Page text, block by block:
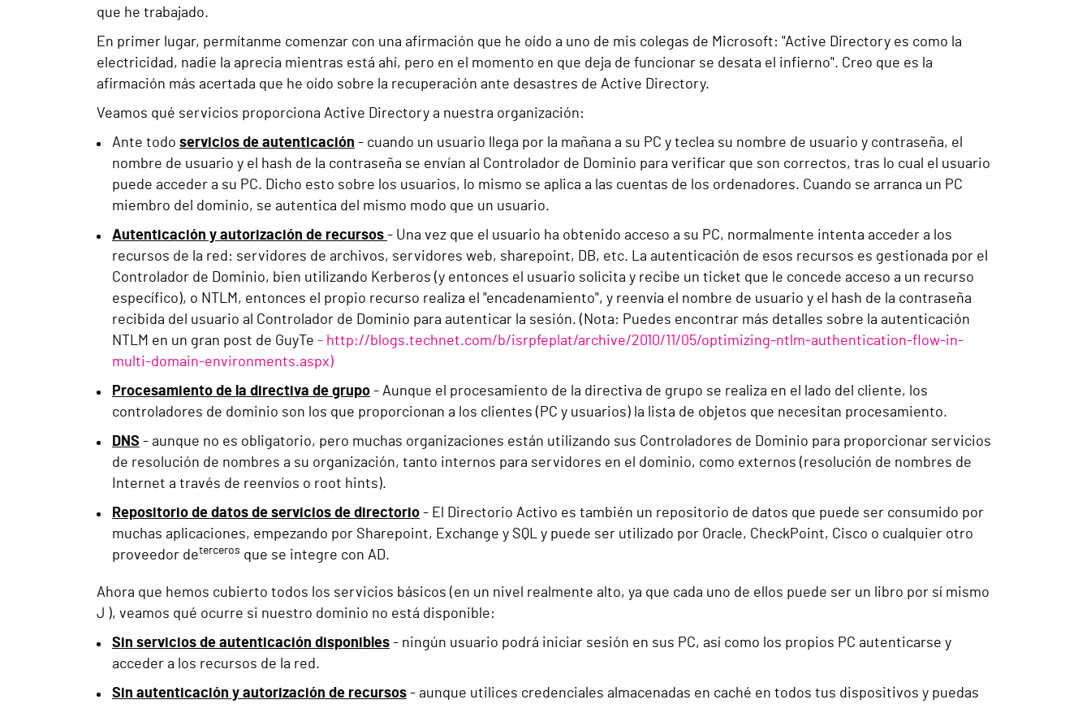
que he trabajado.
En primer lugar, permítanme comenzar con una afirmación que he oído a uno de mis colegas de Microsoft: "Active Directory es como la
electricidad, nadie la aprecia mientras está ahí, pero en el momento en que deja de funcionar se desata el infierno". Creo que es la
afirmación más acertada que he oído sobre la recuperación ante desastres de Active Directory.
Veamos qué servicios proporciona Active Directory a nuestra organización:
Ante todo servicios de autenticación - cuando un usuario llega por la mañana a su PC y teclea su nombre de usuario y contraseña, el
nombre de usuario y el hash de la contraseña se envían al Controlador de Dominio para verificar que son correctos, tras lo cual el usuario
puede acceder a su PC. Dicho esto sobre los usuarios, lo mismo se aplica a las cuentas de los ordenadores. Cuando se arranca un PC
miembro del dominio, se autentica del mismo modo que un usuario.
Autenticación y autorización de recursos - Una vez que el usuario ha obtenido acceso a su PC, normalmente intenta acceder a los
recursos de la red: servidores de archivos, servidores web, sharepoint, DB, etc. La autenticación de esos recursos es gestionada por el
Controlador de Dominio, bien utilizando Kerberos (y entonces el usuario solicita y recibe un ticket que le concede acceso a un recurso
específico), o NTLM, entonces el propio recurso realiza el "encadenamiento", y reenvía el nombre de usuario y el hash de la contraseña
recibida del usuario al Controlador de Dominio para autenticar la sesión. (Nota: Puedes encontrar más detalles sobre la autenticación
NTLM en un gran post de GuyTe - http://blogs.technet.com/b/isrpfeplat/archive/2010/11/05/optimizing-ntlm-authentication-flow-in-
multi-domain-environments.aspx)
Procesamiento de la directiva de grupo - Aunque el procesamiento de la directiva de grupo se realiza en el lado del cliente, los
controladores de dominio son los que proporcionan a los clientes (PC y usuarios) la lista de objetos que necesitan procesamiento.
DNS - aunque no es obligatorio, pero muchas organizaciones están utilizando sus Controladores de Dominio para proporcionar servicios
de resolución de nombres a su organización, tanto internos para servidores en el dominio, como externos (resolución de nombres de
Internet a través de reenvíos o root hints).
Repositorio de datos de servicios de directorio - El Directorio Activo es también un repositorio de datos que puede ser consumido por
muchas aplicaciones, empezando por Sharepoint, Exchange y SQL y puede ser utilizado por Oracle, CheckPoint, Cisco o cualquier otro
proveedor deterceros que se integre con AD.
Ahora que hemos cubierto todos los servicios básicos (en un nivel realmente alto, ya que cada uno de ellos puede ser un libro por sí mismo
J ), veamos qué ocurre si nuestro dominio no está disponible:
Sin servicios de autenticación disponibles - ningún usuario podrá iniciar sesión en sus PC, así como los propios PC autenticarse y
acceder a los recursos de la red.
Sin autenticación y autorización de recursos - aunque utilices credenciales almacenadas en caché en todos tus dispositivos y puedas